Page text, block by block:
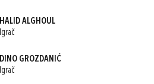
HALID ALGHOUL
Igrač
DINO GROZDANIĆ
Igrač